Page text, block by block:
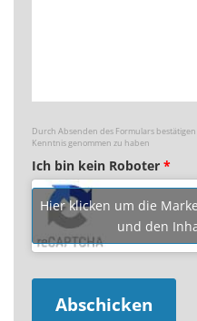
Durch Absenden des Formulars bestätigen
Kenntnis genommen zu haben
Ich bin kein Roboter *
Hier klicken um die
und den